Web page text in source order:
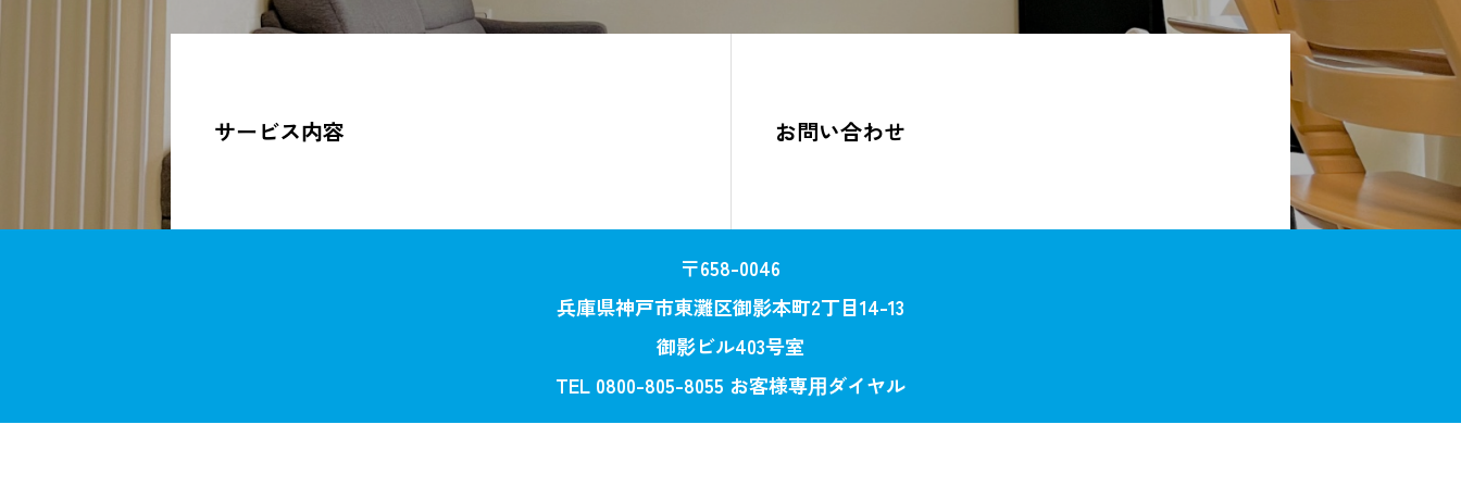
サービス内容 お問い合わせ
〒658-0046
兵庫県神戸市東灘区御影本町2丁目14-13
御影ビル403号室
TEL 0800-805-8055 お客様専⽤ダイヤル